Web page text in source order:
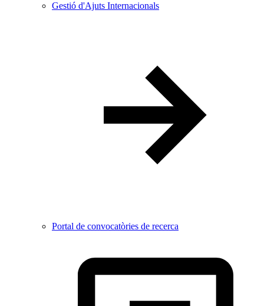
Gestió d'Ajuts Internacionals
Portal de convocatòries de recerca